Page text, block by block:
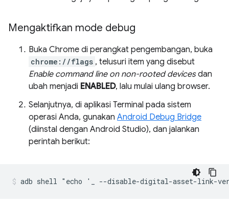
Mengaktifkan mode debug
Buka Chrome di perangkat pengembangan, buka
chrome://flags , telusuri item yang disebut
Enable command line on non-rooted devicesdan
ubah menjadi ENABLED, lalu mulai ulang browser.
Selanjutnya, di aplikasi Terminal pada sistem
operasi Anda, gunakan Android Debug Bridge
(diinstal dengan Android Studio), dan jalankan
perintah berikut: